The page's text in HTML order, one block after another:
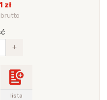
zł
brutto
+
lista